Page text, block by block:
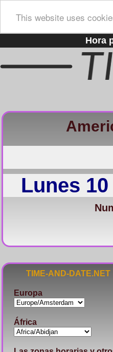
This website uses
Hora
Lunes
TIME-AND-
Europa
África